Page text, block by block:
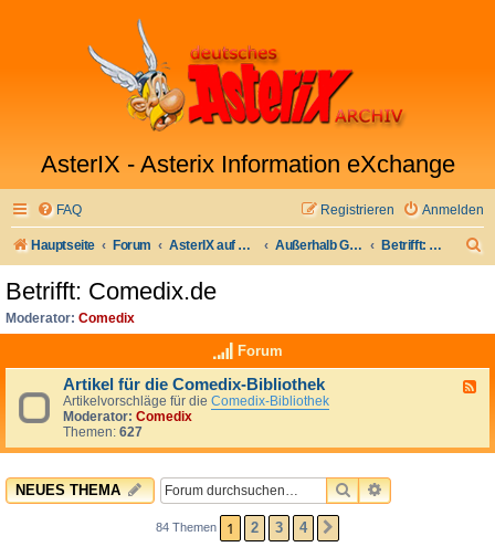
AsterIX - Asterix Information eXchange
FAQ Anmelden
Registrieren
Hauptseite Forum AsterIX auf Deutsch Außerhalb Galliens Betrifft: Comedix.de
h
Betrifft: Comedix.de
Moderator: Comedix
Forum
-
Artikel für die Comedix-Bibliothek
Artikelvorschläge für die Comedix-Bibliothek
Moderator: Comedix
Themen: 627
NEUES THEMA SUCHEERWEITERTE
84 Themen 1 2 3 4